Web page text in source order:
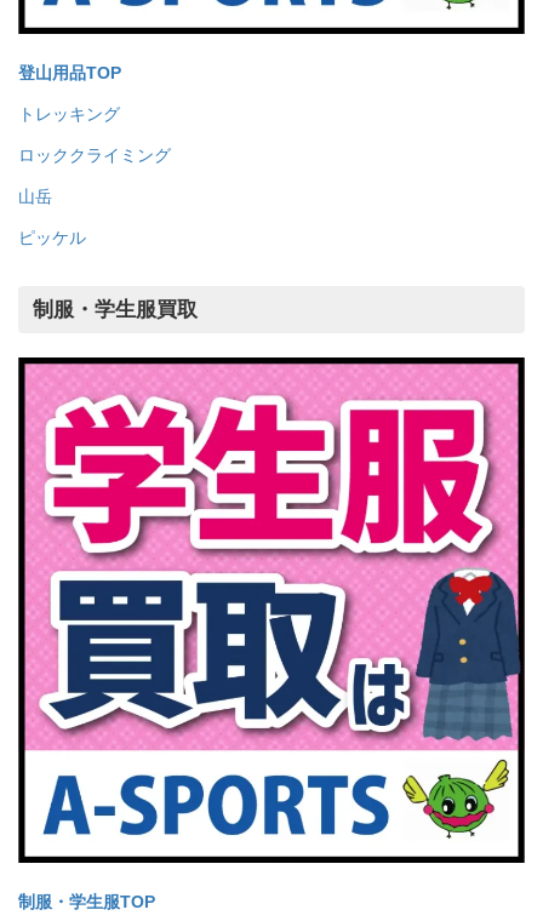
登山用品TOP
トレッキング
ロッククライミング
山岳
ピッケル
制服・学生服買取
制服・学生服TOP